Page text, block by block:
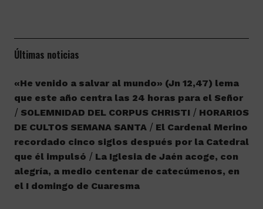
Últimas noticias
«He venido a salvar al mundo» (Jn 12,47) lema
que este año centra las 24 horas para el Señor
SOLEMNIDAD DEL CORPUS CHRISTI
HORARIOS
DE CULTOS SEMANA SANTA
El Cardenal Merino
recordado cinco siglos después por la Catedral
que él impulsó
La Iglesia de Jaén acoge, con
alegría, a medio centenar de catecúmenos, en
el I domingo de Cuaresma